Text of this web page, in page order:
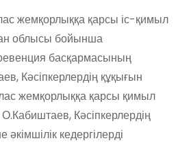
жемқорлыққа қарсы іс-қимыл
облысы бойынша
басқармасының
Кәсіпкерлердің құқығын
жемқорлыққа қарсы қимыл
Кәсіпкерлердің
кедергілерді